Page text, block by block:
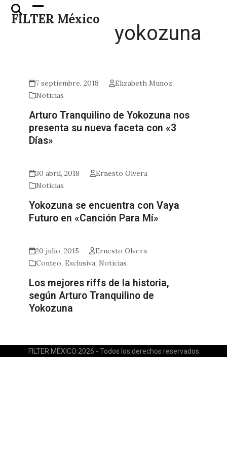
Skip
FILTER México
Open
mobile
Close
mobile
yokozuna
7 septiembre, 2018
Elizabeth Munoz
Noticias
Arturo Tranquilino de Yokozuna nos
presenta su nueva faceta con «3
Días»
30 abril, 2018
Ernesto Olvera
Noticias
Yokozuna se encuentra con Vaya
Futuro en «Canción Para Mí»
20 julio, 2015
Ernesto Olvera
Conteo,Exclusiva, Noticias
Los mejores riffs de la historia,
según Arturo Tranquilino de
Yokozuna
FILTER MÉXICO 2026 - Todos los derechos reservados